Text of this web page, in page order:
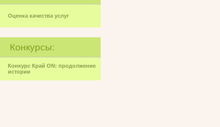
Оценка качества услуг
Конкурсы:
Конкурс Край ON: продолжение
истории